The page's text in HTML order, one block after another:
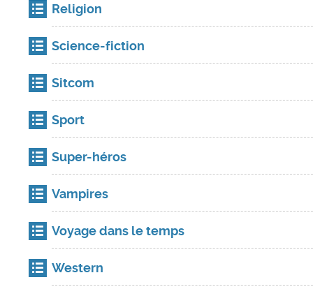
Religion
Science-fiction
Sitcom
Sport
Super-héros
Vampires
Voyage dans le temps
Western